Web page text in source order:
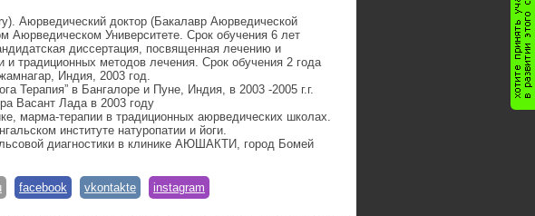
Аюрведический доктор (Бакалавр Аюрведической
Аюрведическом Университете. Срок обучения 6 лет
диссертация, посвященная лечению и
традиционных методов лечения. Срок обучения 2 года
Индия, 2003 год.
Терапия” в Бангалоре и Пуне, Индия, в 2003 -2005 г.г.
Васант Лада в 2003 году
марма-терапии в традиционных аюрведических школах.
институте натуропатии и йоги.
диагностики в клинике АЮШАКТИ, город Бомей
facebook vkontakte instagram